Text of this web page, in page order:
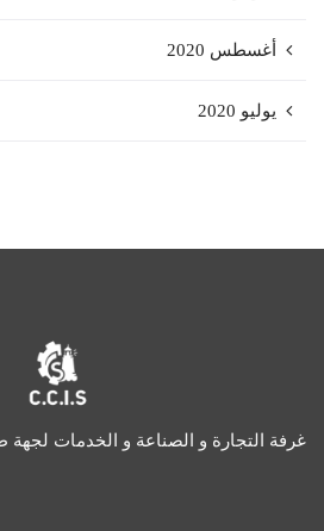
أغسطس 2020
يوليو 2020
غرفة التجارة و الصناعة و الخدمات